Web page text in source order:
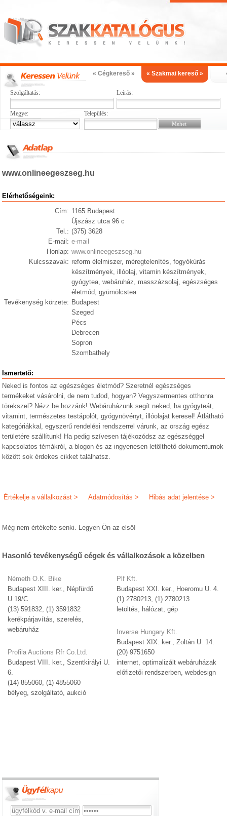
« Cégkereső » « Szakmai kereső »
Szolgáltatás: Leírás:
Megye: Település:
www.onlineegeszseg.hu
Elérhetőségeink:
Cím: 1165 Budapest
Újszász utca 96 c
Tel.: (375) 3628
E-mail: e-mail
Honlap: www.onlineegeszseg.hu
Kulcsszavak: reform élelmiszer, méregtelenítés, fogyókúrás
készítmények, illóolaj, vitamin készítmények,
gyógytea, webáruház, masszázsolaj, egészséges
életmód, gyümölcstea
Tevékenység körzete: Budapest
Szeged
Pécs
Debrecen
Sopron
Szombathely
Ismertető:
Neked is fontos az egészséges életmód? Szeretnél egészséges
termékeket vásárolni, de nem tudod, hogyan? Vegyszermentes otthonra
törekszel? Nézz be hozzánk! Webáruházunk segít neked, ha gyógyteát,
vitamint, természetes testápolót, gyógynövényt, illóolajat keresel! Átlátható
kategóriákkal, egyszerű rendelési rendszerrel várunk, az ország egész
területére szállítunk! Ha pedig szívesen tájékozódsz az egészséggel
kapcsolatos témákról, a blogon és az ingyenesen letölthető dokumentumok
között sok érdekes cikket találhatsz.
Hibás adat jelentése >
Adatmódosítás >
Értékelje a vállalkozást >
Még nem értékelte senki. Legyen Ön az első!
Hasonló tevékenységű cégek és vállalkozások a közelben
Németh O.K. Bike
Budapest XIII. ker., Népfürdő
U.19/C
(13) 591832, (1) 3591832
kerékpárjavítás, szerelés,
webáruház
Profila Auctions Rfr Co.Ltd.
Budapest VIII. ker., Szentkirályi U.
6.
(14) 855060, (1) 4855060
bélyeg, szolgáltató, aukció
Plf Kft.
Budapest XXI. ker., Hoeromu U. 4.
(1) 2780213, (1) 2780213
letöltés, hálózat, gép
Inverse Hungary Kft.
Budapest XIX. ker., Zoltán U. 14.
(20) 9751650
internet, optimalizált webáruházak
előfizetői rendszerben, webdesign